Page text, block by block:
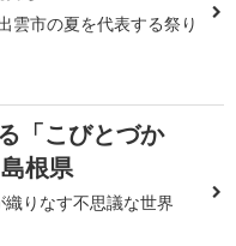
雲市の夏を代表する祭り
「こびとづか
根県
織りなす不思議な世界